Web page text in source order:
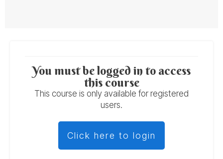
You must be logged in to access
this course
This course is only available for registered
users.
Click here to login